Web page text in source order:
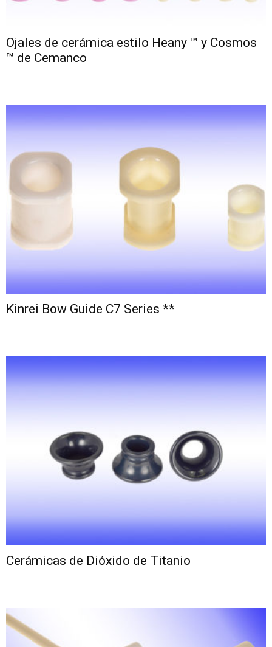
Ojales de cerámica estilo Heany ™ y Cosmos
™ de Cemanco
Kinrei Bow Guide C7 Series **
Cerámicas de Dióxido de Titanio